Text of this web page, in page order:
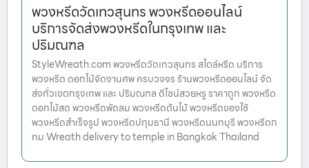
พวงหรีดวัดเทวสุนทร พวงหรีดออนไลน์
บริการจัดส่งพวงหรีดในกรุงเทพ และ
ปริมณฑล
StyleWreath.com พวงหรีดวัดเทวสุนทร สไตล์หรีด บริการ
พวงหรีด ดอกไม้จัดงานศพ ครบวงจร ร้านพวงหรีดออนไลน์ จัด
ส่งทั่วเขตกรุงเทพ และ ปริมณฑล ดีไซน์สวยหรู ราคาถูก พวงหรีด
ดอกไม้สด พวงหรีดพัดลม พวงหรีดต้นไม้ พวงหรีดของใช้
พวงหรีดสำเร็จรูป พวงหรีดปทุมธานี พวงหรีดนนทบุรี พวงหรีดก
ทม Wreath delivery to temple in Bangkok Thailand